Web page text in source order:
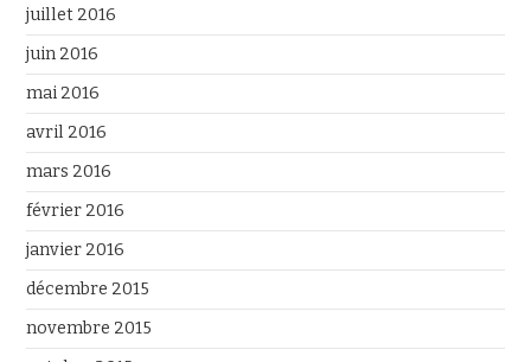
juillet 2016
juin 2016
mai 2016
avril 2016
mars 2016
février 2016
janvier 2016
décembre 2015
novembre 2015